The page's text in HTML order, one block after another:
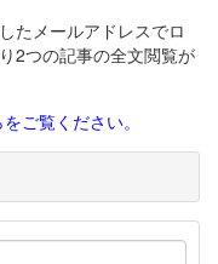
たメールアドレスでロ
2つの記事の全文閲覧が
ご覧ください。